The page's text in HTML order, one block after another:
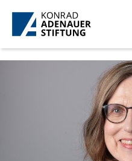
Skip to Main Content